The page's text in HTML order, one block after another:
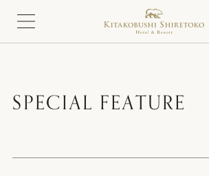
SPECIAL FEATURE